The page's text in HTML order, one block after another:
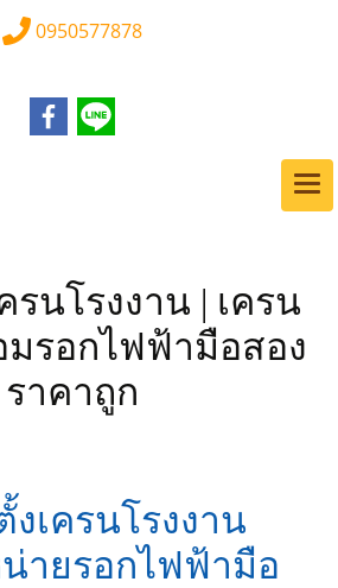
0950577878
รนโรงงาน | เครน
รอกไฟฟ้ามือสอง
ราคาถูก
เครนโรงงาน
ายรอกไฟฟ้ามือ